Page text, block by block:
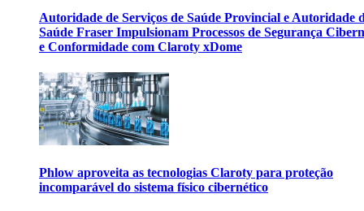
Autoridade de Serviços de Saúde Provincial e Autoridade
Saúde Fraser Impulsionam Processos de Segurança
e Conformidade com Claroty xDome
Phlow aproveita as tecnologias Claroty para proteção
incomparável do sistema físico cibernético